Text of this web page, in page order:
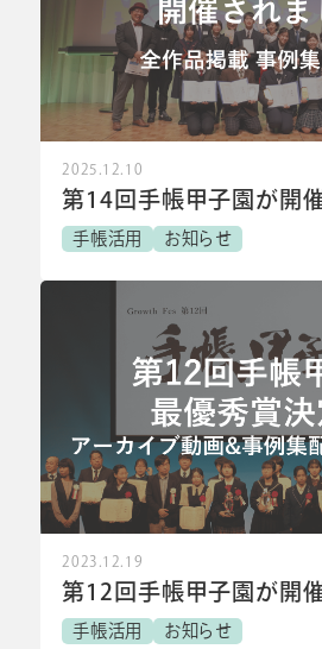
2025.12.10
第14回手帳甲子園が開
手帳活用 お知らせ
2023.12.19
第12回手帳甲子園が開
手帳活用 お知らせ